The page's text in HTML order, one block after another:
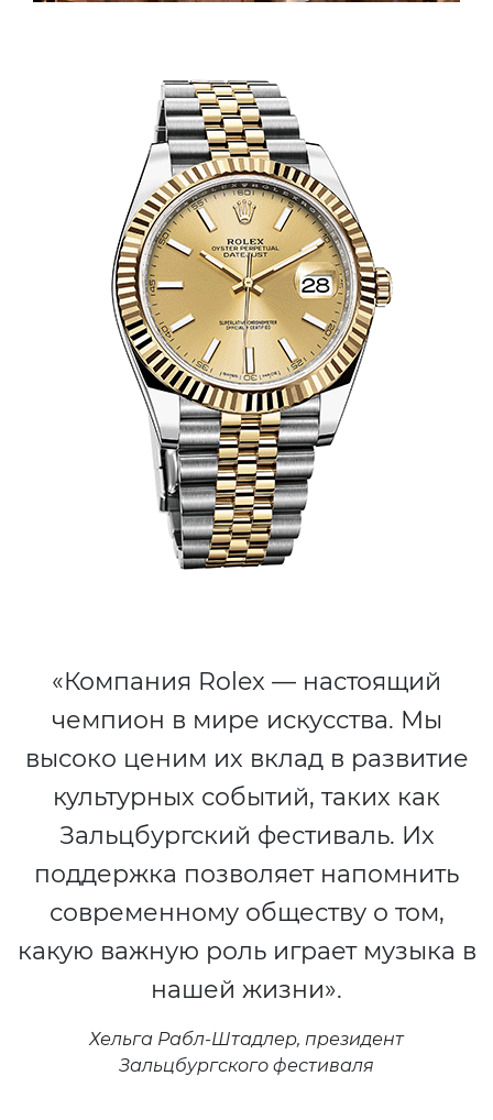
«Компания Rolex — настоящий
чемпион в мире искусства. Мы
высоко ценим их вклад в развитие
культурных событий, таких как
Зальцбургский фестиваль. Их
поддержка позволяет напомнить
современному обществу о том,
какую важную роль играет музыка в
нашей жизни».
Хельга Рабл-Штадлер, президент
Зальцбургского фестиваля